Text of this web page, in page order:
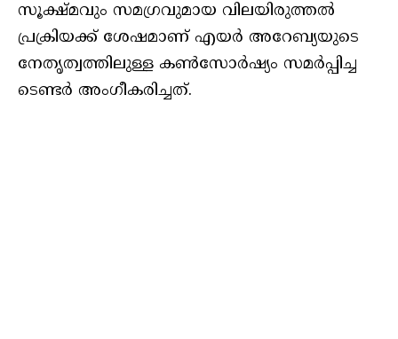
സൂക്ഷ്മവും സമഗ്രവുമായ വിലയിരുത്തല്‍
പ്രക്രിയക്ക് ശേഷമാണ് എയര്‍ അറേബ്യയുടെ
നേതൃത്വത്തിലുള്ള കണ്‍സോര്‍ഷ്യം സമര്‍പ്പിച്ച
ടെണ്ടര്‍ അംഗീകരിച്ചത്.